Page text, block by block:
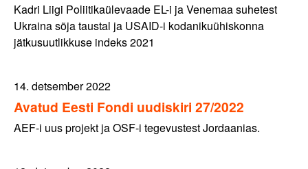
Kadri Liigi Poliitikaülevaade EL-i ja Venemaa suhetest
Ukraina sõja taustal ja USAID-i kodanikuühiskonna
jätkusuutlikkuse indeks 2021
14. detsember 2022
Avatud Eesti Fondi uudiskiri 27/2022
AEF-i uus projekt ja OSF-i tegevustest Jordaanias.